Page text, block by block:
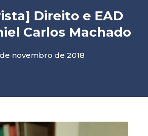
Direito e EAD
Carlos Machado
de novembro de 2018